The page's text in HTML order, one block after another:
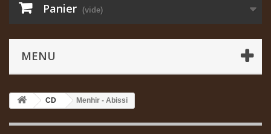
Panier (vide)
MENU
CD Menhir - Abissi